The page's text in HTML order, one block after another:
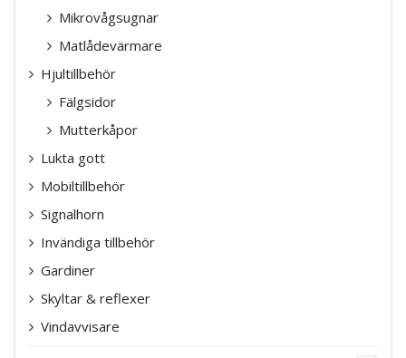
Mikrovågsugnar
Matlådevärmare
Hjultillbehör
Fälgsidor
Mutterkåpor
Lukta gott
Mobiltillbehör
Signalhorn
Invändiga tillbehör
Gardiner
Skyltar & reflexer
Vindavvisare